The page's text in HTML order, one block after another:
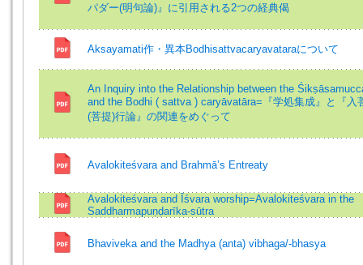
パダー(明句論)』に引用される2つの経典偈
Aksayamati作・異本Bodhisattvacaryavataraについて
An Inquiry into the Relationship between the
and the Bodhi ( sattva ) caryāvatāra=『学処集成』と『入
(菩提)行論』の関連をめぐって
Avalokiteśvara and Brahmā’s Entreaty
Avalokiteśvara and Īśvara worship=Avalokiteśvara in the
Saddharmapuṇḍarīka-sūtra
Bhaviveka and the Madhya (anta) vibhaga/-bhasya